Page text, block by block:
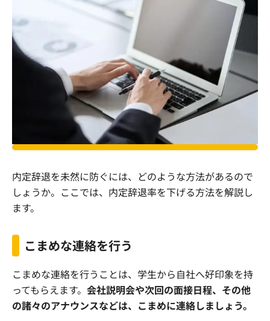
内定辞退を未然に防ぐには、どのような方法があるので
しょうか。ここでは、内定辞退率を下げる方法を解説し
ます。
こまめな連絡を行う
こまめな連絡を行うことは、学生から自社へ好印象を持
ってもらえます。 会社説明会や次回の面接日程、その他
の諸々のアナウンスなどは、こまめに連絡しましょう。